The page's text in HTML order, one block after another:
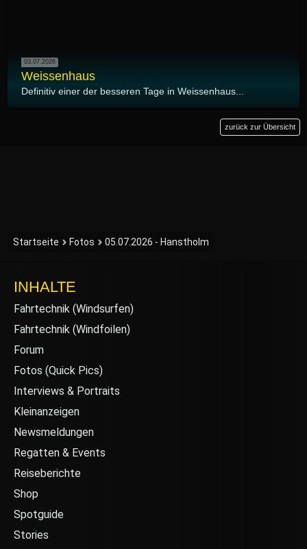
03.07.2026
Weissenhaus
Definitiv einer der besseren Tage in Weissenhaus...
zurück zur Übersicht
Startseite Fotos 05.07.2026 - Hanstholm
INHALTE
Fahrtechnik (Windsurfen)
Fahrtechnik (Windfoilen)
Forum
Fotos (Quick Pics)
Interviews & Portraits
Kleinanzeigen
Newsmeldungen
Regatten & Events
Reiseberichte
Shop
Spotguide
Stories